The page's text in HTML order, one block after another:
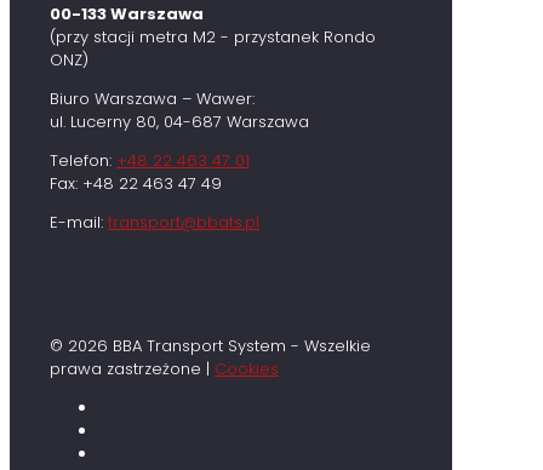
00-133 Warszawa
(przy stacji metra M2 - przystanek Rondo
ONZ)
Biuro Warszawa – Wawer:
ul. Lucerny 80, 04-687 Warszawa
Telefon: +48 22 463 47 01
Fax: +48 22 463 47 49
E-mail: transport@bbats.pl
© 2026 BBA Transport System - Wszelkie
prawa zastrzeżone | Cookies